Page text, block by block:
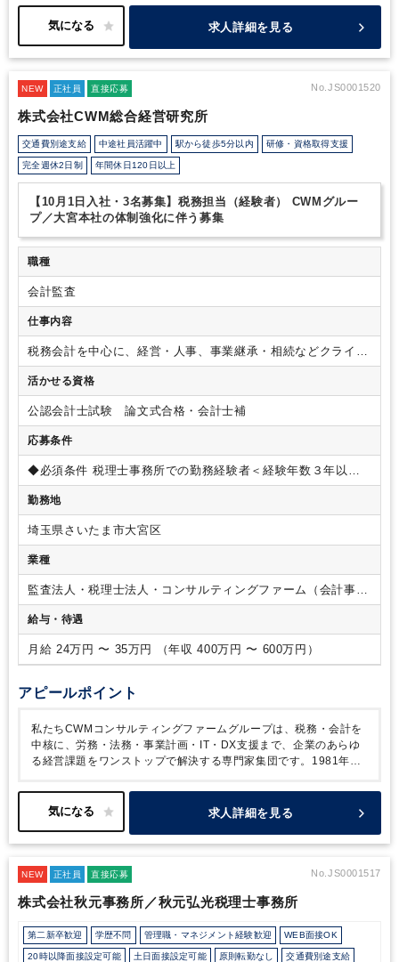
います。 近年、新卒や異業種出身の未経験者が多数入社し、組織
に活気が溢れる一方で、彼らを牽引し、クライアントに対するより
の採用が急務となっています。 さらにこのたび、大宮本社に加え
この新築移転を契機とした東松山オフィスのさらなる飛躍と、大宮
共に拠点の中核としてご活躍いただける経験者の方を【大宮3名・
東松山2名】の体制でお迎えしたいと考えております。 詳しくは、
会社説明動画をご視聴ください！
https://www.youtube.com/watch?v=tf3TARQJhCs
求人詳細を見る
NEW 正社員 直接応募 No.JS0001520
株式会社CWM総合経営研究所
交通費別途支給 中途社員活躍中 駅から徒歩5分以内 研修・資格取得支援
完全週休2日制 年間休日120日以上
【10月1日入社・3名募集】税務担当（経験者） CWMグルー
プ／大宮本社の体制強化に伴う募集
職種
会計監査
仕事内容
税務会計を中心に、経営・人事、事業継承・相続などクライア
ント企業の経営課題をサポート。また、採用、人材育成といっ
た領域はCWMコンサルティングファームのパートナー企業と
の協力体制のもとクライアント企業を支援しています。
ネスチャットツール、RPAなどの導入により、クライアント企
業とのコミュニケーション強化・社内における業務の生産性向
上を進めています。 ＜取扱業務＞税務顧問（法人・個人） 税
務調査 相続対策・相続税申告 事業承継支援 組織再編 企業再
生支援 公益法人 医業経営支援 経理アウトソーシング セカン
ドオピニオン
／kintone
活かせる資格
公認会計士試験 論文式合格・会計士補
応募条件
◆必須条件 税理士事務所での勤務経験者＜経験年数３年以上
＞・税務監査や関連書類の作成が可能であれば、経験1～2
年でも可
ません
◆歓迎条件 税理士
勤務地
埼玉県さいたま市大宮区
業種
監査法人・税理士法人・コンサルティングファーム（会計事務
所）
給与・待遇
月給 24万円 〜 35万円 （年収 400万円 〜 600万円）
アピールポイント
私たちCWMコンサルティングファームグループは、税務・会計を
中核に、労務・法務・事業計画・IT・DX支援まで、企業のあらゆ
る経営課題をワンストップで解決する専門家集団です。1981年の
います。 近年、新卒や異業種出身の未経験者が多数入社し、組織
に活気が溢れる一方で、彼らを牽引し、クライアントに対するより
の採用が急務となっています。 さらにこのたび、大宮本社に加え
この新築移転を契機とした東松山オフィスのさらなる飛躍と、大宮
共に拠点の中核としてご活躍いただける経験者の方を【大宮3名・
会社説明動画をご視聴ください！
https://www.youtube.com/watch?v=tf3TARQJhCs
求人詳細を見る
NEW 正社員 直接応募 No.JS0001517
株式会社秋元事務所／秋元弘光税理士事務所
第二新卒歓迎 学歴不問 管理職・マネジメント経験歓迎 WEB面接OK
20時以降面接設定可能 土日面接設定可能 原則転勤なし 交通費別途支給